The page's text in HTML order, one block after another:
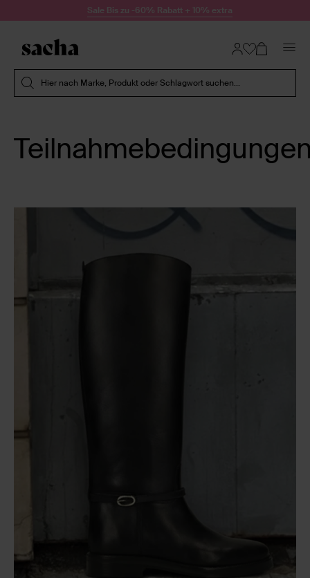
Zum Inhalt springenSale Bis zu -60% Rabatt + 10% extra
Hier nach Marke, Produkt oder Schlagwort suchen...